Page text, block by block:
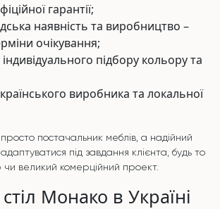
гарантії;
наявність та виробництво –
очікування;
підбору кольору та
виробника та локальної
постачальник меблів, а надійний
під завдання клієнта, будь то
великий комерційний проект.
Монако в Україні